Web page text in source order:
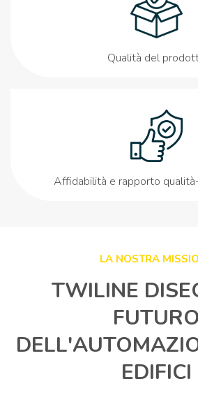
Qualità del
Affidabilità e rapporto
LA NOSTRA
TWILINE
FUTURO
EDIFICI